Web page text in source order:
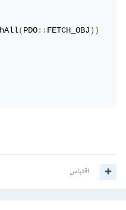
(PDO::FETCH_OBJ))
اقتباس